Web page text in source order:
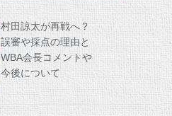
村田諒太が再戦へ？
誤審や採点の理由と
WBA会長コメントや
今後について